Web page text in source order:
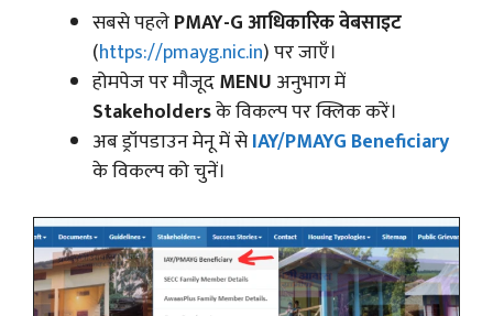
सबसे पहलेPMAY-G आधिकारिक वेबसाइट
(https://pmayg.nic.in) पर जाएँ।
होमपेज पर मौजूदMENU अनुभाग में
Stakeholdersके विकल्प पर क्लिक करें।
अब ड्रॉपडाउन मेनू में सेIAY/PMAYG Beneficiary
के विकल्प को चुनें।